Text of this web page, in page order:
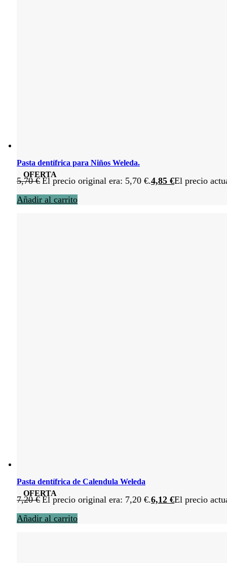
OFERTA
Pasta dentífrica para Niños Weleda.
5,70€ El precio original era: 5,70 €.4,85 €El precio
Añadir al carrito
OFERTA
Pasta dentífrica de Calendula Weleda
7,20€ El precio original era: 7,20 €.6,12 €El precio
Añadir al carrito